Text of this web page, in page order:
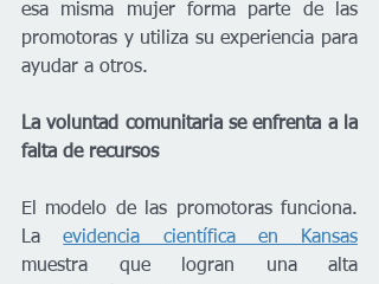
esa misma mujer forma parte de las
promotoras y utiliza su experiencia para
ayudar a otros.
La voluntad comunitaria se enfrenta a la
falta de recursos
El modelo de las promotoras funciona.
La evidencia científica en Kansas
muestra que logran una alta